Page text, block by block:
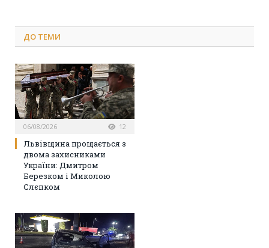
ДО ТЕМИ
06/08/2026 12
Львівщина прощається з
двома захисниками
України: Дмитром
Березком і Миколою
Слєпком